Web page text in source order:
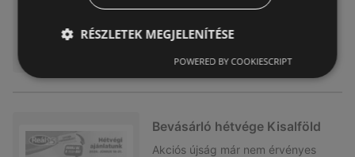
Bevásárló hétvége Kisalföld
Akciós újság már nem érvényes
RÉSZLETEK MEGJELENÍTÉSE
POWERED BY COOKIESCRIPT